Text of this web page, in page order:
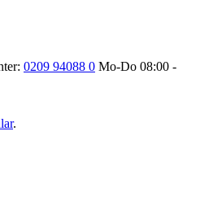
0209 94088 0 Mo-Do 08:00 -
.